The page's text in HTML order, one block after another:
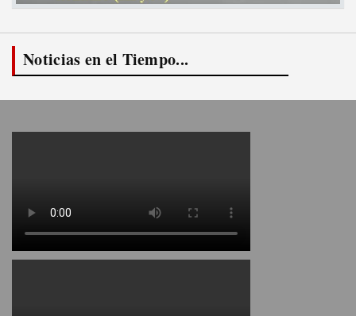
Noticias en el Tiempo...